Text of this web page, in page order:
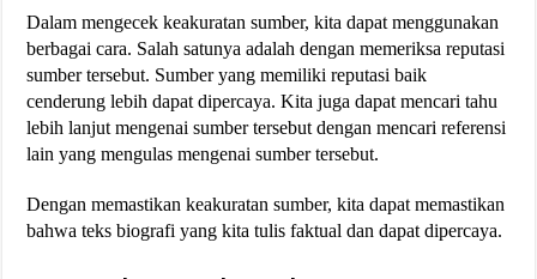
Dalam mengecek keakuratan sumber, kita dapat menggunakan
berbagai cara. Salah satunya adalah dengan memeriksa reputasi
sumber tersebut. Sumber yang memiliki reputasi baik
cenderung lebih dapat dipercaya. Kita juga dapat mencari tahu
lebih lanjut mengenai sumber tersebut dengan mencari referensi
lain yang mengulas mengenai sumber tersebut.
Dengan memastikan keakuratan sumber, kita dapat memastikan
bahwa teks biografi yang kita tulis faktual dan dapat dipercaya.